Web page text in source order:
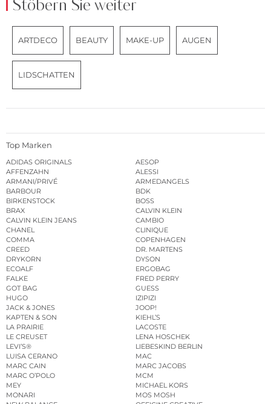
Stöbern Sie weiter
ARTDECO BEAUTY MAKE-UP AUGEN
LIDSCHATTEN
Top Marken
ADIDAS ORIGINALS
AESOP
AFFENZAHN
ALESSI
ARMANI/PRIVÉ
ARMEDANGELS
BARBOUR
BDK
BIRKENSTOCK
BOSS
BRAX
CALVIN KLEIN
CALVIN KLEIN JEANS
CAMBIO
CHANEL
CLINIQUE
COMMA
COPENHAGEN
CREED
DR. MARTENS
DRYKORN
DYSON
ECOALF
ERGOBAG
FALKE
FRED PERRY
GOT BAG
GUESS
HUGO
IZIPIZI
JACK & JONES
JOOP!
KAPTEN & SON
KIEHL’S
LA PRAIRIE
LACOSTE
LE CREUSET
LENA HOSCHEK
LEVI’S®
LIEBESKIND BERLIN
LUISA CERANO
MAC
MARC CAIN
MARC JACOBS
MARC O’POLO
MCM
MEY
MICHAEL KORS
MONARI
MOS MOSH